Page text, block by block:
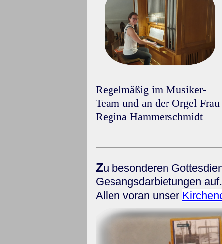
Regelmäßig im Musiker-
Team und an der Orgel Frau
Regina Hammerschmidt
Zu besonderen
Gesangsdarbietungen auf.
Allen voran unser